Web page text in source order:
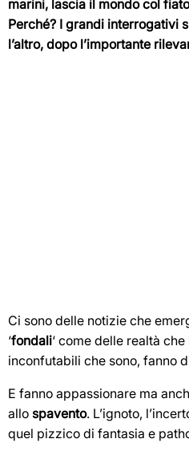
marini, lascia il mondo col
Perché? I grandi interrogativi
l’altro, dopo l’importante
Ci sono delle notizie che
‘fondali‘ come delle realtà
inconfutabili che sono, fanno
E fanno appassionare ma
allo spavento. L’ignoto,
quel pizzico di fantasia e